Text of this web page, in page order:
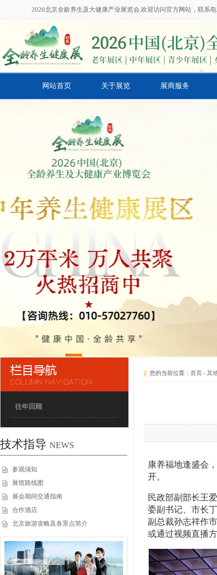
2026北京全龄养生及大健康产业展览会,欢迎访问官方网站，联系
网站首页 关于展览 展商服务
往年回顾
技术指导 NEWS
参观须知
展馆路线图
展会期间交通指南
合作酒店
北京旅游攻略及各景点简介
您的当前位置： 首页 - 其
康养福地逢盛会
开。
民政部副部长王
委副书记、市长
副总裁孙志祥作
或通过视频直播